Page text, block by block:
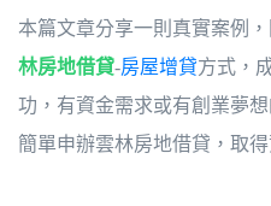
本篇文章分享一則真實案例
林房地借貸-房屋增貸方式，
功，有資金需求或有創業夢
簡單申辦雲林房地借貸，取得